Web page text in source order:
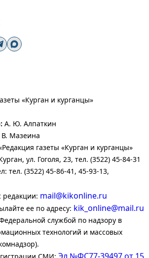
«Курган и курганцы»
А. Ю. Алпаткин
Мазеина
газеты «Курган и курганцы»
ул. Гоголя, 23, тел. (3522) 45-84-31
тел. (3522) 45-86-41, 45-93-13,
редакции: mail@kikonline.ru
ее по адресу: kik_online@mail.ru
службой по надзору в
технологий и массовых